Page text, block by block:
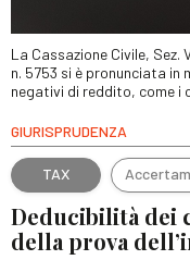
La Cassazione Civile, Sez.
n. 5753 si è pronunciata in
negativi di reddito, come i
GIURISPRUDENZA
TAX
Deducibilità dei
della prova